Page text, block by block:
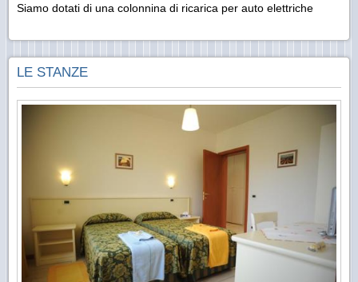
Siamo dotati di una colonnina di ricarica per auto elettriche
LE STANZE